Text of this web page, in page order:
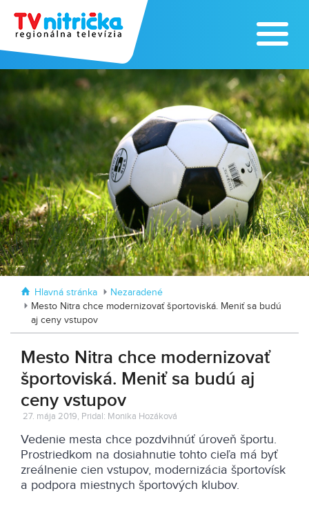
Hlavná stránka
Nezaradené
Mesto Nitra chce modernizovať športoviská. Meniť sa budú
aj ceny vstupov
Mesto Nitra chce modernizovať
športoviská. Meniť sa budú aj
ceny vstupov
27. mája 2019, Pridal: Monika Hozáková
Vedenie mesta chce pozdvihnúť úroveň športu.
Prostriedkom na dosiahnutie tohto cieľa má byť
zreálnenie cien vstupov, modernizácia športovísk
a podpora miestnych športových klubov.